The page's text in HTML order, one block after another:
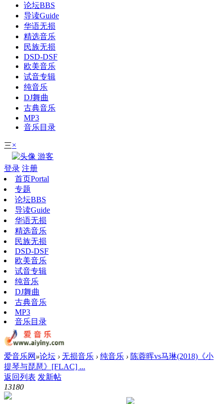
论坛BBS
导读Guide
华语无损
精选音乐
民族无损
DSD-DSF
欧美音乐
试音专辑
纯音乐
DJ舞曲
古典音乐
MP3
音乐目录
三×
游客
登录 注册
首页Portal
专题
论坛BBS
导读Guide
华语无损
精选音乐
民族无损
DSD-DSF
欧美音乐
试音专辑
纯音乐
DJ舞曲
古典音乐
MP3
音乐目录
爱音乐网 »论坛 › 无损音乐 › 纯音乐 › 陈蓉晖vs马琳(2018)《小
提琴与琵琶》[FLAC] ...
返回列表 发新帖
13180